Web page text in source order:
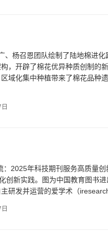
杨召恩团队绘制了陆地棉进
开辟了棉花优异种质创制的
域化集中种植带来了棉花品
2025年科技期刊服务高质量
新实践。图为中国教育图书
研发并运营的爱学术（